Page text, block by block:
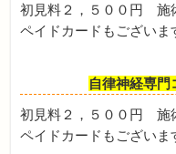
初見料２，５００円
ペイドカードもございま
自律神経専門
初見料２，５００円
ペイドカードもございま